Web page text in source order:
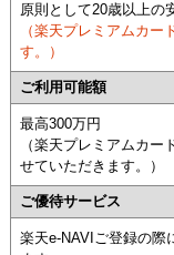
原則として20歳以上の
（楽天プレミアムカ
す。）
ご利用可能額
最高300万円
（楽天プレミアムカ
せていただきます。）
ご優待サービス
楽天e-NAVIご登録の際